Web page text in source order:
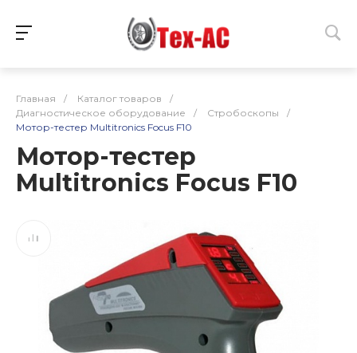
Главная / Каталог товаров
/
Диагностическое оборудование
/ Стробоскопы
/
Мотор-тестер Multitronics Focus F10
Мотор-тестер
Multitronics Focus F10